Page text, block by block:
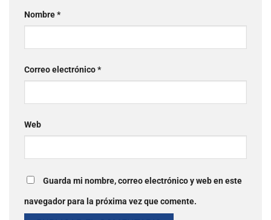
Nombre*
Correo electrónico*
Web
Guarda mi nombre, correo electrónico y web en este
navegador para la próxima vez que comente.